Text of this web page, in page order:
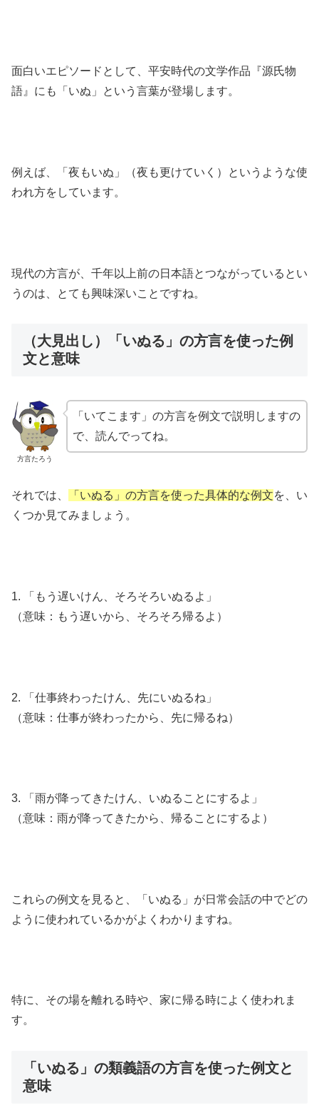
面白いエピソードとして、平安時代の文学作品『源氏物
語』にも「いぬ」という言葉が登場します。
例えば、「夜もいぬ」（夜も更けていく）というような使
われ方をしています。
現代の方言が、千年以上前の日本語とつながっているとい
うのは、とても興味深いことですね。
（大見出し）「いぬる」の方言を使った例
文と意味
方言たろう
「いてこます」の方言を例文で説明しますの
で、読んでってね。
それでは、 「いぬる」の方言を使った具体的な例文を、い
くつか見てみましょう。
1. 「もう遅いけん、そろそろいぬるよ」
（意味：もう遅いから、そろそろ帰るよ）
2. 「仕事終わったけん、先にいぬるね」
（意味：仕事が終わったから、先に帰るね）
3. 「雨が降ってきたけん、いぬることにするよ」
（意味：雨が降ってきたから、帰ることにするよ）
これらの例文を見ると、「いぬる」が日常会話の中でどの
ように使われているかがよくわかりますね。
特に、その場を離れる時や、家に帰る時によく使われま
す。
「いぬる」の類義語の方言を使った例文と
意味